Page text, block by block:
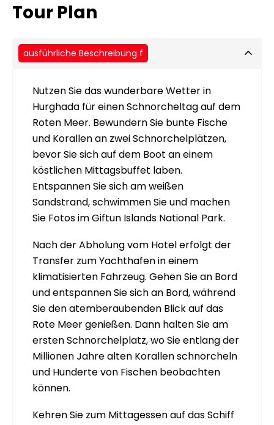
Tour Plan
ausführliche Beschreibung f
Nutzen Sie das wunderbare Wetter in
Hurghada für einen Schnorcheltag auf dem
Roten Meer. Bewundern Sie bunte Fische
und Korallen an zwei Schnorchelplätzen,
bevor Sie sich auf dem Boot an einem
köstlichen Mittagsbuffet laben.
Entspannen Sie sich am weißen
Sandstrand, schwimmen Sie und machen
Sie Fotos im Giftun Islands National Park.
Nach der Abholung vom Hotel erfolgt der
Transfer zum Yachthafen in einem
klimatisierten Fahrzeug. Gehen Sie an Bord
und entspannen Sie sich an Bord, während
Sie den atemberaubenden Blick auf das
Rote Meer genießen. Dann halten Sie am
ersten Schnorchelplatz, wo Sie entlang der
Millionen Jahre alten Korallen schnorcheln
und Hunderte von Fischen beobachten
können.
Kehren Sie zum Mittagessen auf das Schiff